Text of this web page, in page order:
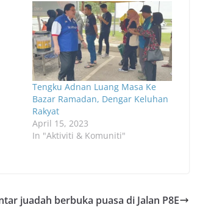
Tengku Adnan Luang Masa Ke
Bazar Ramadan, Dengar Keluhan
Rakyat
April 15, 2023
In "Aktiviti & Komuniti"
juadah berbuka puasa di Jalan P8E